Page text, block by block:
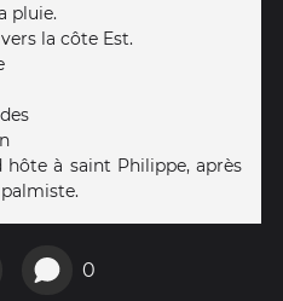
pluie.
la côte Est.
à saint Philippe, après
0